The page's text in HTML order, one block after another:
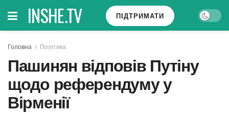
INSHE.TV ПІДТРИМАТИ
Головна Політика
Пашинян відповів Путіну
щодо референдуму у
Вірменії